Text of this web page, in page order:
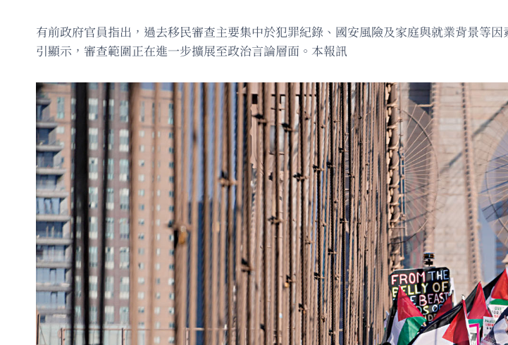
有前政府官員指出，過去移民審查主要集中於犯罪紀錄、國安風險及家庭與就業背景等
引顯示，審查範圍正在進一步擴展至政治言論層面。本報訊